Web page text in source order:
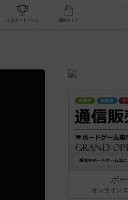
カフェ/店舗 人気ボードゲーム
ボ
オンライン